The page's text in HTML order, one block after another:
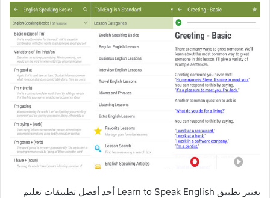
يعتبر تطبيق Learn to Speak English أحد أفضل تطبيقات تعليم